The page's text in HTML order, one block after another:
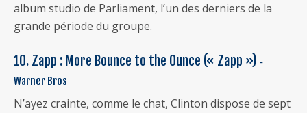
album studio de Parliament, l’un des derniers de la
grande période du groupe.
10. Zapp : More Bounce to the Ounce (« Zapp ») ‐
Warner Bros
N’ayez crainte, comme le chat, Clinton dispose de sept